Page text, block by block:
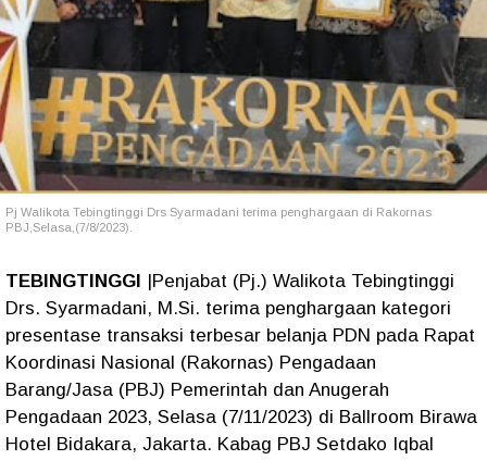
Pj Walikota Tebingtinggi Drs Syarmadani terima penghargaan di Rakornas
PBJ,Selasa,(7/8/2023).
TEBINGTINGGI |Penjabat (Pj.) Walikota Tebingtinggi
Drs. Syarmadani, M.Si. terima penghargaan kategori
presentase transaksi terbesar belanja PDN pada Rapat
Koordinasi Nasional (Rakornas) Pengadaan
Barang/Jasa (PBJ) Pemerintah dan Anugerah
Pengadaan 2023, Selasa (7/11/2023) di Ballroom Birawa
Hotel Bidakara, Jakarta. Kabag PBJ Setdako Iqbal